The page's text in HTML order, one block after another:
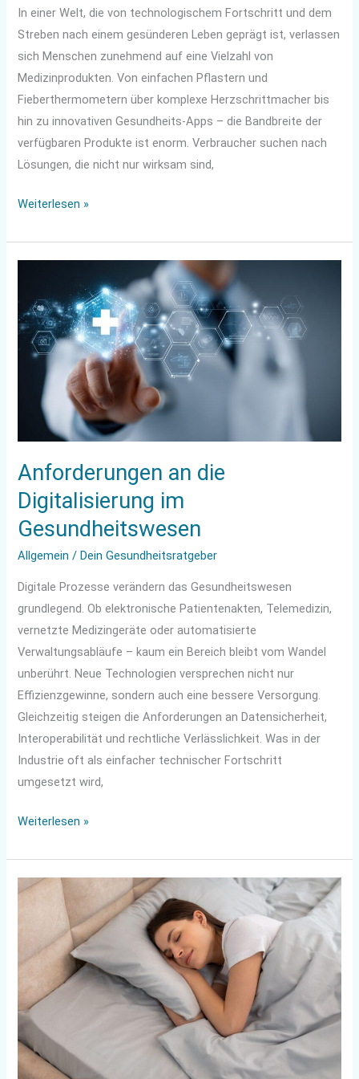
In einer Welt, die von technologischem Fortschritt und dem
Streben nach einem gesünderen Leben geprägt ist, verlassen
sich Menschen zunehmend auf eine Vielzahl von
Medizinprodukten. Von einfachen Pflastern und
Fieberthermometern über komplexe Herzschrittmacher bis
hin zu innovativen Gesundheits-Apps – die Bandbreite der
verfügbaren Produkte ist enorm. Verbraucher suchen nach
Lösungen, die nicht nur wirksam sind,
Weiterlesen »
Anforderungen an die
Digitalisierung im
Gesundheitswesen
Allgemein /Dein Gesundheitsratgeber
Digitale Prozesse verändern das Gesundheitswesen
grundlegend. Ob elektronische Patientenakten, Telemedizin,
vernetzte Medizingeräte oder automatisierte
Verwaltungsabläufe – kaum ein Bereich bleibt vom Wandel
unberührt. Neue Technologien versprechen nicht nur
Effizienzgewinne, sondern auch eine bessere Versorgung.
Gleichzeitig steigen die Anforderungen an Datensicherheit,
Interoperabilität und rechtliche Verlässlichkeit. Was in der
Industrie oft als einfacher technischer Fortschritt
umgesetzt wird,
die
Digitalisierung
Gesundheitswesen
Weiterlesen »
Wie
erholsamer
schläfst,
ohne
dein
Schlafzimmer
zu
renovieren